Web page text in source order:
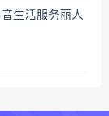
生活服务丽人